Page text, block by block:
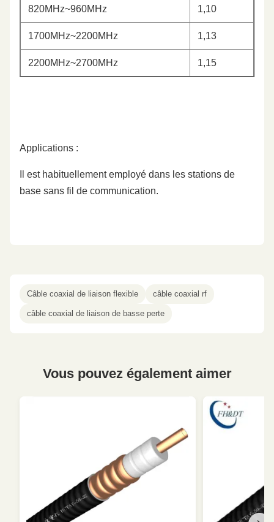
820MHz~960MHz 1,10
1700MHz~2200MHz 1,13
2200MHz~2700MHz 1,15
Applications :
Il est habituellement employé dans les stations de
base sans fil de communication.
Câble coaxial de liaison flexible câble coaxial rf
câble coaxial de liaison de basse perte
Vous pouvez également aimer